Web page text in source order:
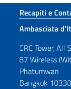
Recapiti e
Ambasciata
CRC Tower, All
87 Wireless
Phatumwan
Bangkok 10330